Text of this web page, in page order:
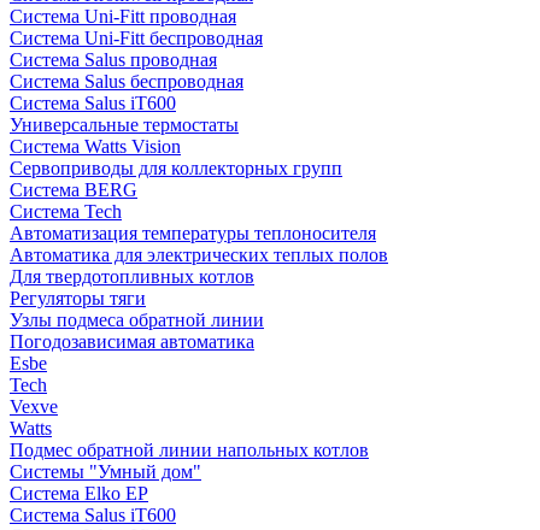
Система Uni-Fitt проводная
Система Uni-Fitt беспроводная
Система Salus проводная
Система Salus беспроводная
Система Salus iT600
Универсальные термостаты
Система Watts Vision
Сервоприводы для коллекторных групп
Система BERG
Система Tech
Автоматизация температуры теплоносителя
Автоматика для электрических теплых полов
Для твердотопливных котлов
Регуляторы тяги
Узлы подмеса обратной линии
Погодозависимая автоматика
Esbe
Tech
Vexve
Watts
Подмес обратной линии напольных котлов
Системы "Умный дом"
Система Elko EP
Система Salus iT600